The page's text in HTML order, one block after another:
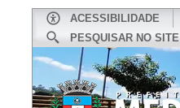
ACESSIBILIDADE
PESQUISAR NO SITE